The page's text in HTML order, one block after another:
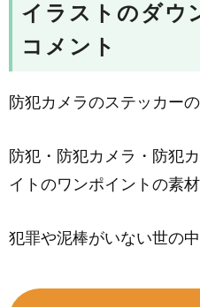
イラストのダウ
コメント
防犯カメラのステッカー
防犯・防犯カメラ・防犯
イトのワンポイントの素
犯罪や泥棒がいない世の中